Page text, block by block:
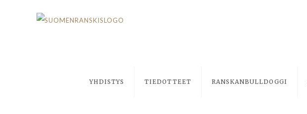
YHDISTYS TIEDOTTEET RANSKANBULLDOGGI